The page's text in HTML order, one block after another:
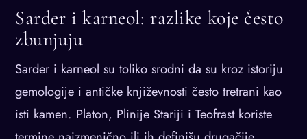
Sarder i karneol: razlike koje često
zbunjuju
Sarder i karneol su toliko srodni da su kroz istoriju
gemologije i antičke književnosti često tretrani kao
isti kamen. Platon, Plinije Stariji i Teofrast koriste